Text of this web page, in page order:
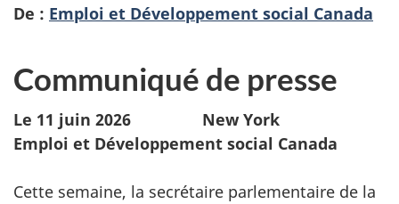
De : Emploi et Développement social Canada
Communiqué de presse
Le 11 juin 2026 New York
Emploi et Développement social Canada
Cette semaine, la secrétaire parlementaire de la